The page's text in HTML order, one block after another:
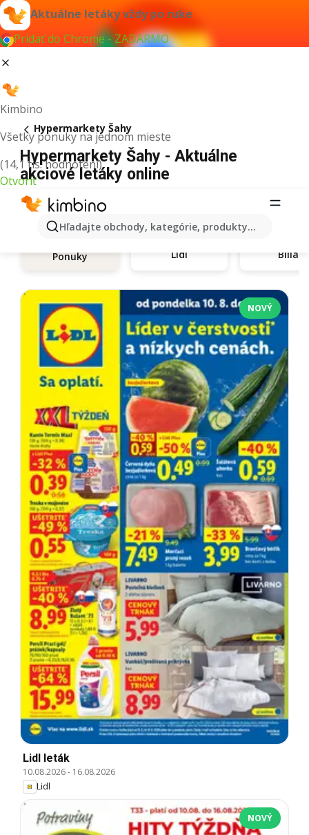
Aktuálne letáky vždy po ruke
Pridať do Chrome - ZADARMO
Kimbino
Všetky ponuky na jednom mieste
(14,1 tis. hodnotení)
Otvoriť
Hľadajte obchody, kategórie, produkty...
Hypermarkety Šahy
Hypermarkety Šahy - Aktuálne
akciové letáky online
Ponuky Lidl Billa
NOVÝ
Lidl leták
10.08.2026- 16.08.2026
Lidl
NOVÝ